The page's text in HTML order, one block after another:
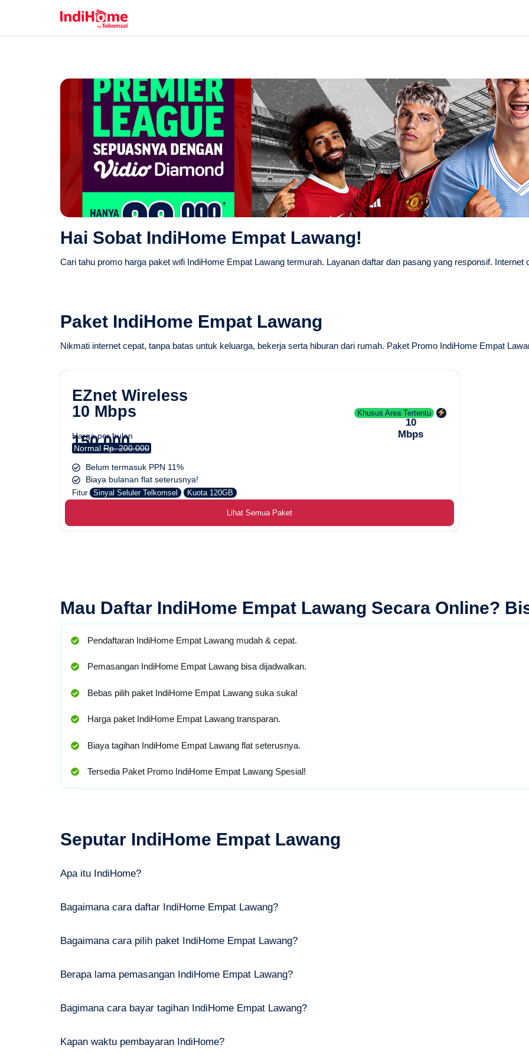
Hai Sobat IndiHome Empat Lawang!
Cari tahu promo harga paket wifi IndiHome Empat Lawang termurah. Layanan daftar dan pasang yang responsif. Internet
Paket IndiHome Empat Lawang
Nikmati internet cepat, tanpa batas untuk keluarga, bekerja serta hiburan dari rumah. Paket Promo IndiHome Empat
EZnet Wireless
10 Mbps
Harga per bulan
150.000
Normal Rp. 200.000
Khusus Area Tertentu
10
Mbps
Belum termasuk PPN 11%
Biaya bulanan flat seterusnya!
Fitur Sinyal Seluler Telkomsel Kuota 120GB
Lihat Semua Paket
Mau Daftar IndiHome Empat Lawang Secara Online?
Pendaftaran IndiHome Empat Lawang mudah & cepat.
Pemasangan IndiHome Empat Lawang bisa dijadwalkan.
Bebas pilih paket IndiHome Empat Lawang suka suka!
Harga paket IndiHome Empat Lawang transparan.
Biaya tagihan IndiHome Empat Lawang flat seterusnya.
Tersedia Paket Promo IndiHome Empat Lawang Spesial!
Seputar IndiHome Empat Lawang
Apa itu IndiHome?
Bagaimana cara daftar IndiHome Empat Lawang?
Bagaimana cara pilih paket IndiHome Empat Lawang?
Berapa lama pemasangan IndiHome Empat Lawang?
Bagimana cara bayar tagihan IndiHome Empat Lawang?
Kapan waktu pembayaran IndiHome?